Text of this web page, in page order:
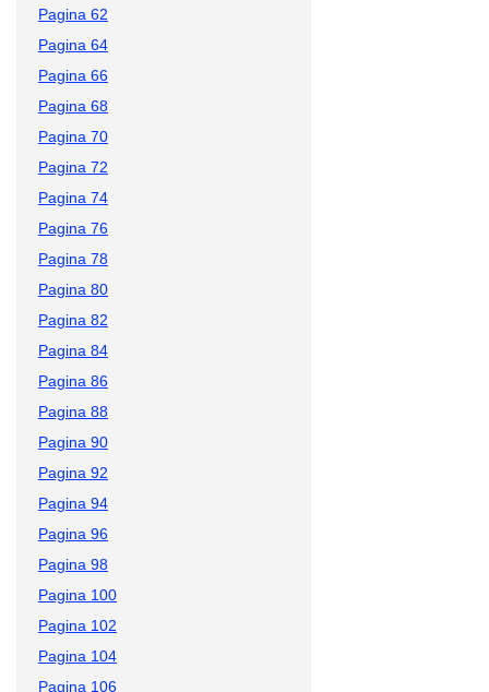
Pagina 62
Pagina 64
Pagina 66
Pagina 68
Pagina 70
Pagina 72
Pagina 74
Pagina 76
Pagina 78
Pagina 80
Pagina 82
Pagina 84
Pagina 86
Pagina 88
Pagina 90
Pagina 92
Pagina 94
Pagina 96
Pagina 98
Pagina 100
Pagina 102
Pagina 104
Pagina 106